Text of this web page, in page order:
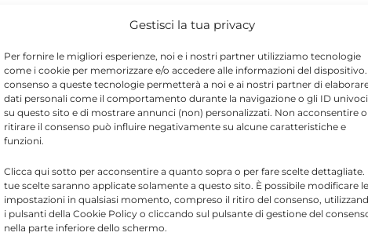
Gestisci la tua privacy
Per fornire le migliori esperienze, noi e i nostri partner utilizziamo tecnologie
come i cookie per memorizzare e/o accedere alle informazioni del
consenso a queste tecnologie permetterà a noi e ai nostri partner di
dati personali come il comportamento durante la navigazione o gli ID univoci
su questo sito e di mostrare annunci (non) personalizzati. Non acconsentire o
ritirare il consenso può influire negativamente su alcune caratteristiche e
funzioni.
Clicca qui sotto per acconsentire a quanto sopra o per fare scelte dettagliate.
tue scelte saranno applicate solamente a questo sito. È possibile modificare le
impostazioni in qualsiasi momento, compreso il ritiro del consenso,
i pulsanti della Cookie Policy o cliccando sul pulsante di gestione del
nella parte inferiore dello schermo.
mentre il limone fornisce vitamina C e